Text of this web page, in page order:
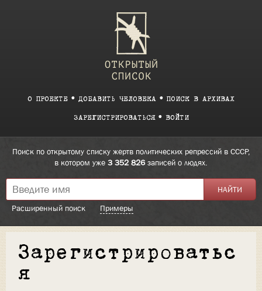
О ПРОЕКТЕ ДОБАВИТЬ ЧЕЛОВЕКА ПОИСК В АРХИВАХ
ЗАРЕГИСТРИРОВАТЬСЯ ВОЙТИ
Поиск по открытому списку жертв политических репрессий в СССР,
в котором уже 3 352 826записей о людях.
Расширенный поиск Примеры
Зарегистрироватьс
я